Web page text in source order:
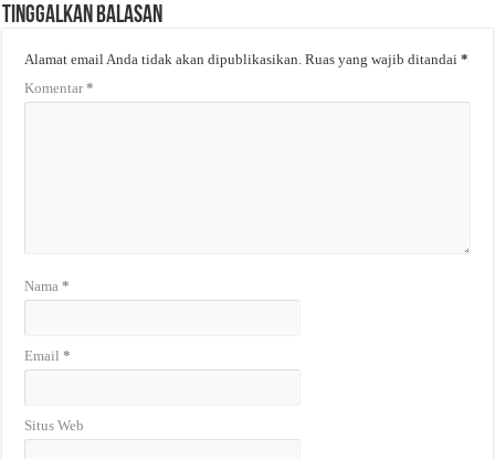
Tinggalkan Balasan
Alamat email Anda tidak akan dipublikasikan. Ruas yang wajib ditandai*
Komentar*
Nama*
Email*
Situs Web